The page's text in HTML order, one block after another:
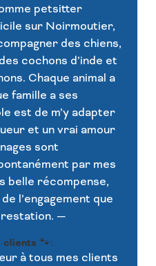
petsitter
sur Noirmoutier,
des chiens,
cochons d’inde et
Chaque animal a
famille a ses
est de m’y adapter
et un vrai amour
sont
par mes
belle récompense,
l’engagement que
—
clients 🐾:
à tous mes clients